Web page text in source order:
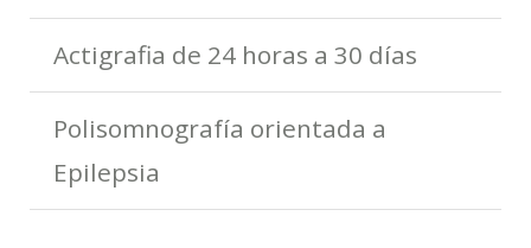
Actigrafia de 24 horas a 30 días
Polisomnografía orientada a
Epilepsia